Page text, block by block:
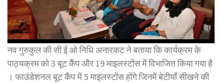
नव गुरुकुल की सी ई ओ निधि अनारकट ने बताया कि कार्यक्रम के
पाठ्यक्रम को 3 बूट कैंप और 19 माइलस्टोंस में विभाजित किया गया है
। फाउंडेशनल बूट कैंप में 5 माइलस्टोंस होंगे जिनमें बेटीयाँ सीखने की